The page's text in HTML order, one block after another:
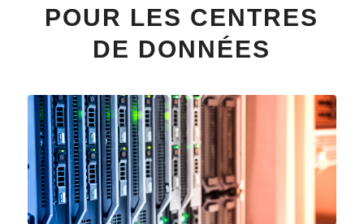
POUR LES CENTRES
DE DONNÉES